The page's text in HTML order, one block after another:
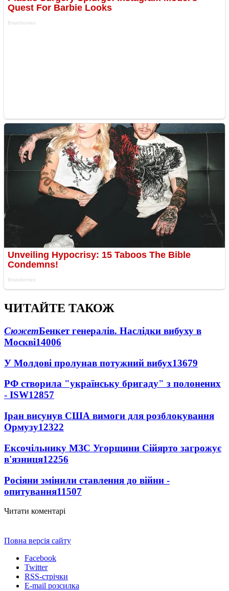
ЧИТАЙТЕ ТАКОЖ
СюжетБенкет генералів. Наслідки вибуху в
Москві14006
У Молдові пролунав потужний вибух13679
РФ створила "українську бригаду" з полонених
- ISW12857
Іран висунув США вимоги для розблокування
Ормузу12322
Ексочільнику МЗС Угорщини Сійярто загрожує
в'язниця12256
Росіяни змінили ставлення до війни -
опитування11507
Читати коментарі
Повна версія сайту
Facebook
Twitter
RSS-стрічки
E-mail розсилка